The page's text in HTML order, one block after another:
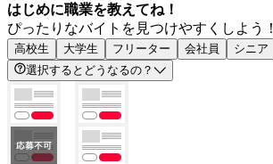
はじめに職業を教えてね！
ぴったりなバイトを見つけやすくしよう！
高校生 大学生 フリーター 会社員 シニア
選択するとどうなるの？